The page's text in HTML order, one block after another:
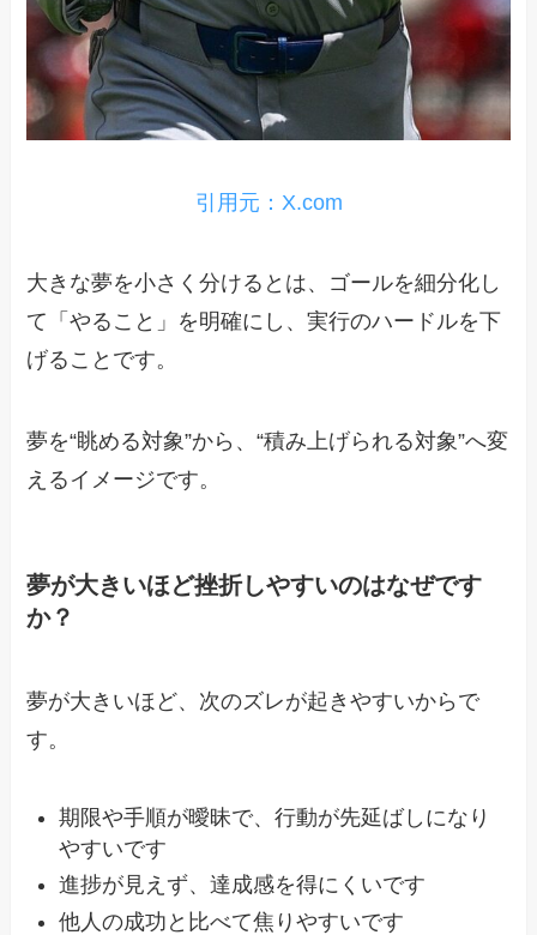
引用元：X.com
大きな夢を小さく分けるとは、ゴールを細分化し
て「やること」を明確にし、実行のハードルを下
げることです。
夢を“眺める対象”から、“積み上げられる対象”へ変
えるイメージです。
夢が大きいほど挫折しやすいのはなぜです
か？
夢が大きいほど、次のズレが起きやすいからで
す。
期限や手順が曖昧で、行動が先延ばしになり
やすいです
進捗が見えず、達成感を得にくいです
他人の成功と比べて焦りやすいです